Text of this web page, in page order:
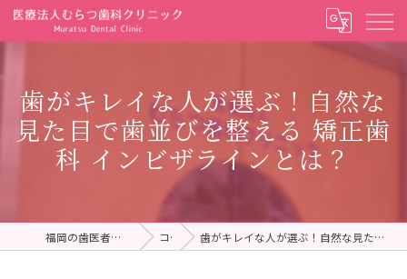
歯がキレイな人が選ぶ！自然な
見た目で歯並びを整える 矯正歯
科 インビザラインとは？
福岡の歯医者ならむらつ歯科クリニック コラム 歯がキレイな人が選ぶ！自然な見た目で歯並びを整える 矯正歯科 インビザラインとは？